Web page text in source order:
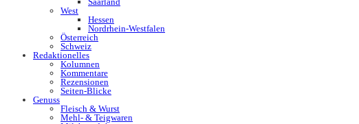
West
Hessen
Nordrhein-Westfalen
Österreich
Schweiz
Redaktionelles
Kolumnen
Kommentare
Rezensionen
Seiten-Blicke
Genuss
Fleisch & Wurst
Mehl- & Teigwaren